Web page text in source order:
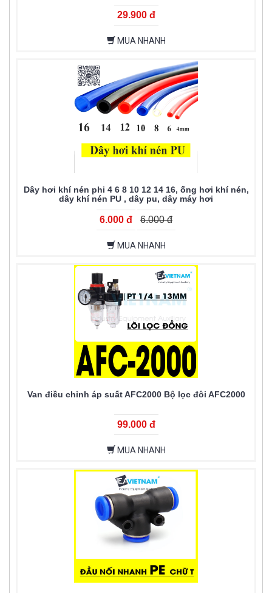
29.900 đ
MUA NHANH
Dây hơi khí nén phi 4 6 8 10 12 14 16, ống hơi khí nén,
dây khí nén PU , dây pu, dây máy hơi
6.000 đ 6.000 đ
MUA NHANH
Van điều chỉnh áp suất AFC2000 Bộ lọc đôi AFC2000
99.000 đ
MUA NHANH